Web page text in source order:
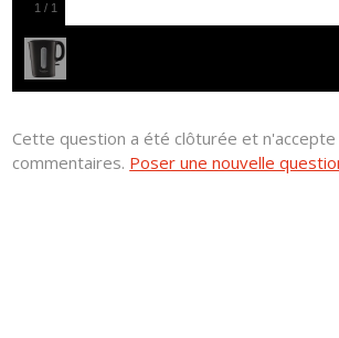
1 / 1
Cette question a été clôturée et n'accepte
commentaires. Poser une nouvelle